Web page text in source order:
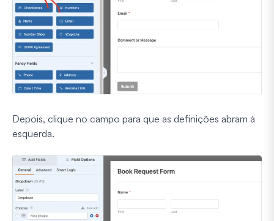
Depois, clique no campo para que as definições abram à
esquerda.